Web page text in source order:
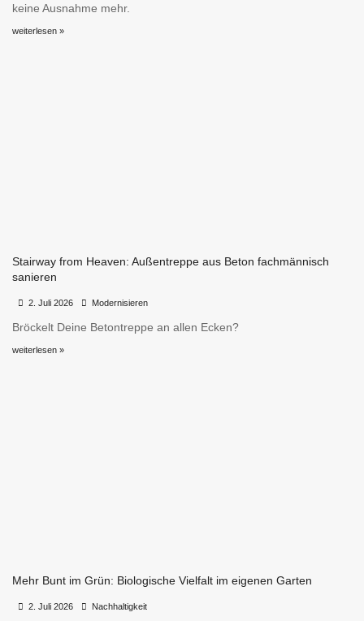
keine Ausnahme mehr.
weiterlesen »
Stairway from Heaven: Außentreppe aus Beton fachmännisch
sanieren
2. Juli 2026 Modernisieren
Bröckelt Deine Betontreppe an allen Ecken?
weiterlesen »
Mehr Bunt im Grün: Biologische Vielfalt im eigenen Garten
2. Juli 2026 Nachhaltigkeit